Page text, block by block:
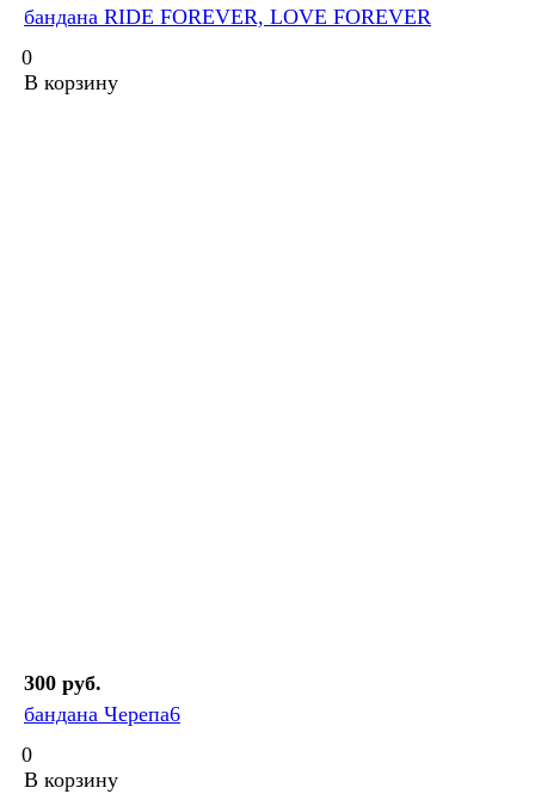
бандана RIDE FOREVER, LOVE FOREVER
0
В корзину
300 руб.
бандана Черепа6
0
В корзину